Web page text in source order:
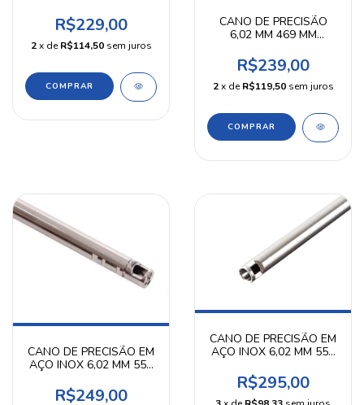
37 - ZC
R$229,00
2 x deR$114,50 sem juros
CANO DE PRECISÃO
6,02 MM 469 MM
R$239,00
2 x deR$119,50 sem juros
CANO DE PRECISÃO EM
AÇO INOX 6,02 MM 550
R$249,00
CANO DE PRECISÃO EM
AÇO INOX 6,02 MM 550
R$295,00